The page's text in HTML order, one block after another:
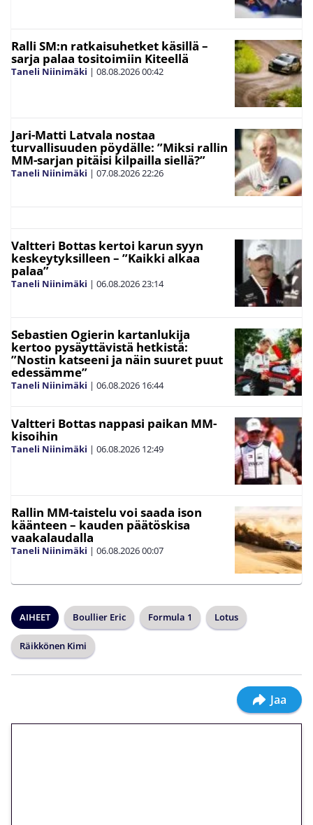
Ralli SM:n ratkaisuhetket käsillä –
sarja palaa tositoimiin Kiteellä
Taneli Niinimäki | 08.08.202600:42
Jari-Matti Latvala nostaa
turvallisuuden pöydälle: ”Miksi rallin
MM-sarjan pitäisi kilpailla siellä?”
Taneli Niinimäki | 07.08.2026 22:26
Valtteri Bottas kertoi karun syyn
keskeytyksilleen – ”Kaikki alkaa
palaa”
Taneli Niinimäki | 06.08.2026 23:14
Sebastien Ogierin kartanlukija
kertoo pysäyttävistä hetkistä:
”Nostin katseeni ja näin suuret puut
edessämme”
Taneli Niinimäki | 06.08.2026 16:44
Valtteri Bottas nappasi paikan MM-
kisoihin
Taneli Niinimäki | 06.08.2026 12:49
Rallin MM-taistelu voi saada ison
käänteen – kauden päätöskisa
vaakalaudalla
Taneli Niinimäki | 06.08.202600:07
AIHEET Boullier Eric Formula 1 Lotus
Räikkönen Kimi
Jaa